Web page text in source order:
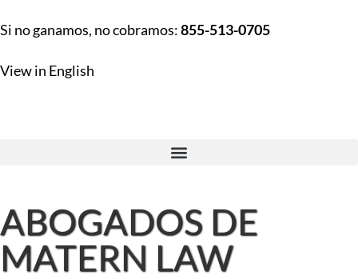
Si no ganamos, no cobramos:855-513-0705
View in English
ABOGADOS DE
MATERN LAW